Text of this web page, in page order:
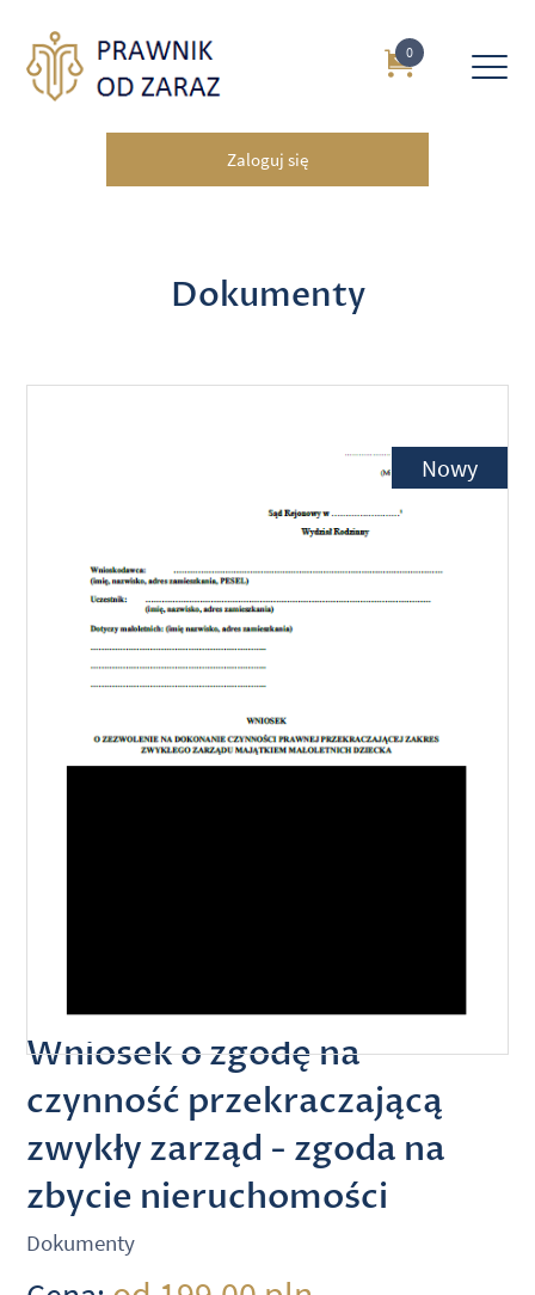
0
Zaloguj się
Dokumenty
Nowy
Wniosek o zgodę na
czynność przekraczającą
zwykły zarząd - zgoda na
zbycie nieruchomości
Dokumenty